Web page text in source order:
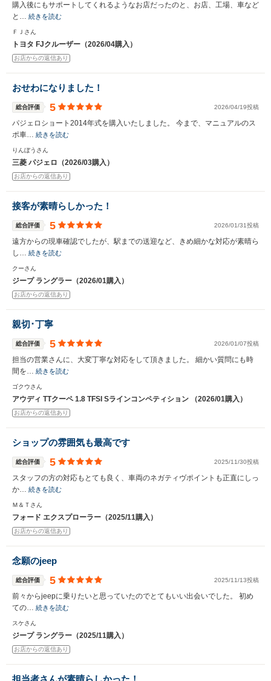
購入後にもサポートしてくれるようなお店だったのと、お店、工場、車など
と… 続きを読む
ＦＪさん
トヨタ FJクルーザー（2026/04購入）
お店からの返信あり
おせわになりました！
総合評価 5 2026/04/19投稿
パジェロショート2014年式を購入いたしました。 今まで、マニュアルのス
ポ車… 続きを読む
りんぼうさん
三菱 パジェロ（2026/03購入）
お店からの返信あり
接客が素晴らしかった！
総合評価 5 2026/01/31投稿
遠方からの現車確認でしたが、駅までの送迎など、きめ細かな対応が素晴ら
し… 続きを読む
クーさん
ジープ ラングラー（2026/01購入）
お店からの返信あり
親切･丁寧
総合評価 5 2026/01/07投稿
担当の営業さんに、大変丁寧な対応をして頂きました。 細かい質問にも時
間を… 続きを読む
ゴクウさん
アウディ TTクーペ 1.8 TFSI Sラインコンペティション （2026/01購入）
お店からの返信あり
ショップの雰囲気も最高です
総合評価 5 2025/11/30投稿
スタッフの方の対応もとても良く、車両のネガティヴポイントも正直にしっ
か… 続きを読む
Ｍ＆Ｔさん
フォード エクスプローラー（2025/11購入）
お店からの返信あり
念願のjeep
総合評価 5 2025/11/13投稿
前々からjeepに乗りたいと思っていたのでとてもいい出会いでした。 初め
ての… 続きを読む
スケさん
ジープ ラングラー（2025/11購入）
お店からの返信あり
担当者さんが素晴らしかった！